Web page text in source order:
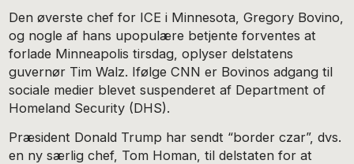
Den øverste chef for ICE i Minnesota, Gregory Bovino,
og nogle af hans upopulære betjente forventes at
forlade Minneapolis tirsdag, oplyser delstatens
guvernør Tim Walz. Ifølge CNN er Bovinos adgang til
sociale medier blevet suspenderet af Department of
Homeland Security (DHS).
Præsident Donald Trump har sendt “border czar”, dvs.
en ny særlig chef, Tom Homan, til delstaten for at